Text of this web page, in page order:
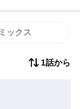
ックス
1話から